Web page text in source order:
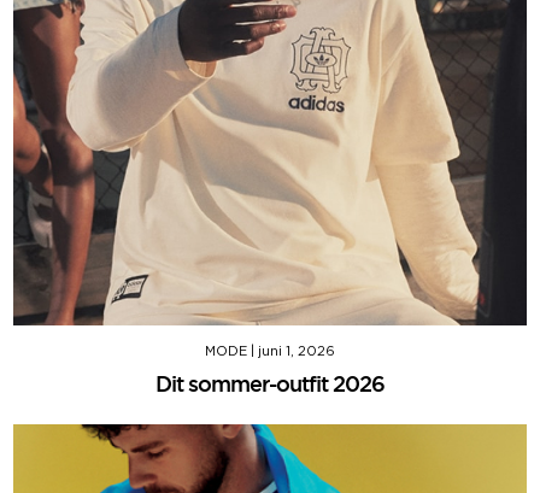
MODE juni 1, 2026
Dit sommer-outfit 2026